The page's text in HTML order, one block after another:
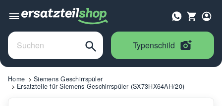
Typenschild
Home
Siemens Geschirrspüler
Ersatzteile für Siemens Geschirrspüler (SX73HX64AH/20)